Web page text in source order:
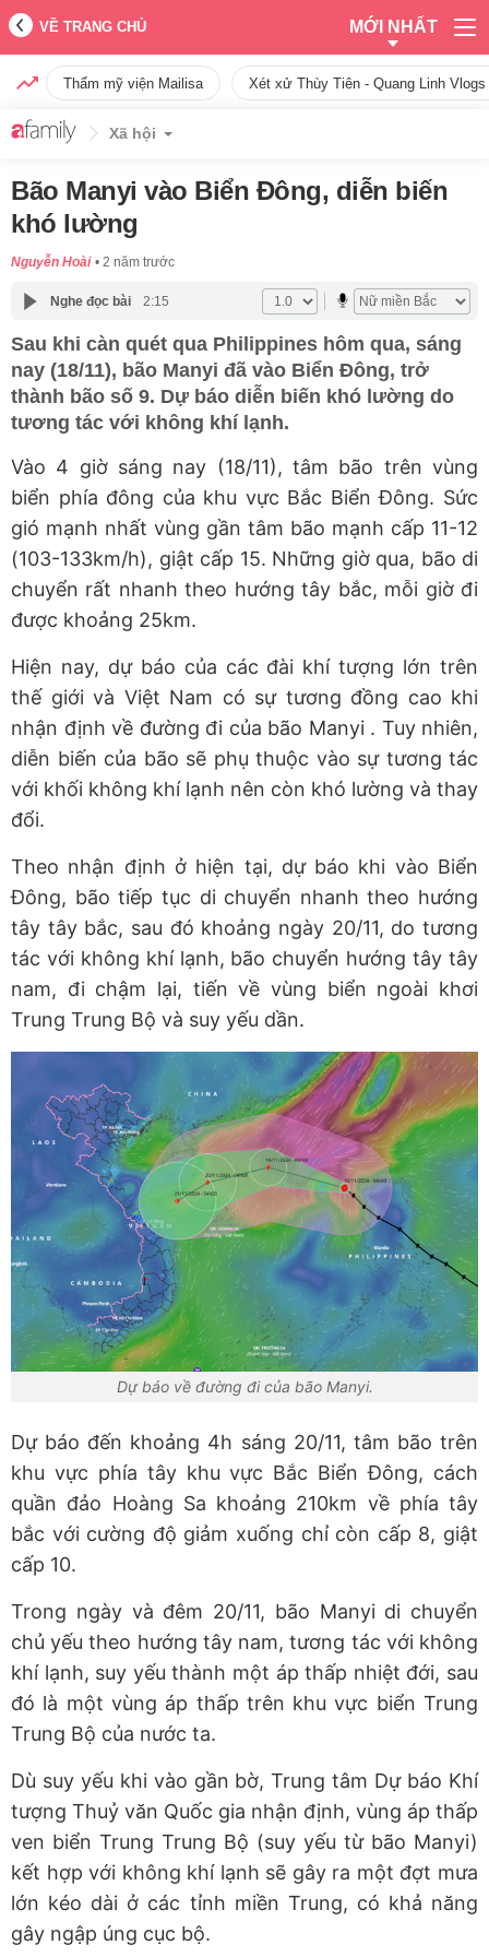
VỀ TRANG CHỦ MỚI NHẤT
Thẩm mỹ viện Mailisa Xét xử Thùy Tiên - Quang Linh
Xã hội
Bão Manyi vào Biển Đông, diễn biến
khó lường
Nguyễn Hoài 2 năm trước
Nghe đọc bài 2:15
Sau khi càn quét qua Philippines hôm qua, sáng
nay (18/11), bão Manyi đã vào Biển Đông, trở
thành bão số 9. Dự báo diễn biến khó lường do
tương tác với không khí lạnh.
Vào 4 giờ sáng nay (18/11), tâm bão trên vùng
biển phía đông của khu vực Bắc Biển Đông. Sức
gió mạnh nhất vùng gần tâm bão mạnh cấp 11-12
(103-133km/h), giật cấp 15. Những giờ qua, bão di
chuyển rất nhanh theo hướng tây bắc, mỗi giờ đi
được khoảng 25km.
Hiện nay, dự báo của các đài khí tượng lớn trên
thế giới và Việt Nam có sự tương đồng cao khi
nhận định về đường đi của bão Manyi . Tuy nhiên,
diễn biến của bão sẽ phụ thuộc vào sự tương tác
với khối không khí lạnh nên còn khó lường và thay
đổi.
Theo nhận định ở hiện tại, dự báo khi vào Biển
Đông, bão tiếp tục di chuyển nhanh theo hướng
tây tây bắc, sau đó khoảng ngày 20/11, do tương
tác với không khí lạnh, bão chuyển hướng tây tây
nam, đi chậm lại, tiến về vùng biển ngoài khơi
Trung Trung Bộ và suy yếu dần.
Dự báo về đường đi của bão Manyi.
Dự báo đến khoảng 4h sáng 20/11, tâm bão trên
khu vực phía tây khu vực Bắc Biển Đông, cách
quần đảo Hoàng Sa khoảng 210km về phía tây
bắc với cường độ giảm xuống chỉ còn cấp 8, giật
cấp 10.
Trong ngày và đêm 20/11, bão Manyi di chuyển
chủ yếu theo hướng tây nam, tương tác với không
khí lạnh, suy yếu thành một áp thấp nhiệt đới, sau
đó là một vùng áp thấp trên khu vực biển Trung
Trung Bộ của nước ta.
Dù suy yếu khi vào gần bờ, Trung tâm Dự báo Khí
tượng Thuỷ văn Quốc gia nhận định, vùng áp thấp
ven biển Trung Trung Bộ (suy yếu từ bão Manyi)
kết hợp với không khí lạnh sẽ gây ra một đợt mưa
lớn kéo dài ở các tỉnh miền Trung, có khả năng
gây ngập úng cục bộ.